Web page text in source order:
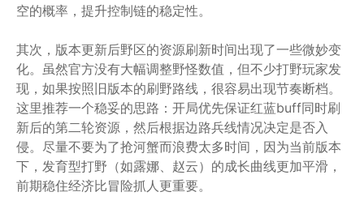
空的概率，提升控制链的稳定性。
其次，版本更新后野区的资源刷新时间出现了一些微妙变
化。虽然官方没有大幅调整野怪数值，但不少打野玩家发
现，如果按照旧版本的刷野路线，很容易出现节奏断档。
这里推荐一个稳妥的思路：开局优先保证红蓝buff同时刷
新后的第二轮资源，然后根据边路兵线情况决定是否入
侵。尽量不要为了抢河蟹而浪费太多时间，因为当前版本
下，发育型打野（如露娜、赵云）的成长曲线更加平滑，
前期稳住经济比冒险抓人更重要。